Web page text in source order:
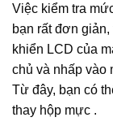
Việc kiểm tra
bạn rất đơn
khiển LCD của
chủ và nhấp vào
Từ đây, bạn có
thay hộp mực .